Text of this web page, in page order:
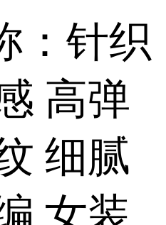
：针织
高弹
细腻
女装